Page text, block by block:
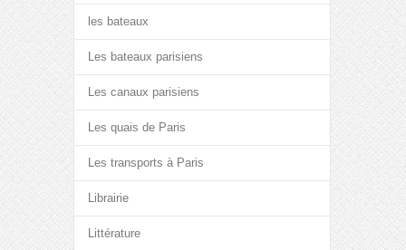
les bateaux
Les bateaux parisiens
Les canaux parisiens
Les quais de Paris
Les transports à Paris
Librairie
Littérature